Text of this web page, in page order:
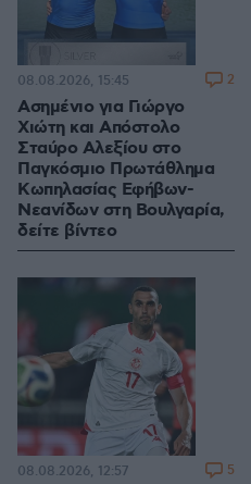
Ασημένιο για Γιώργο
Χιώτη και Απόστολο
Σταύρο Αλεξίου στο
Παγκόσμιο Πρωτάθλημα
Κωπηλασίας Εφήβων-
Νεανίδων στη Βουλγαρία,
δείτε βίντεο
08.08.2026, 15:45 2
08.08.2026, 12:57 5